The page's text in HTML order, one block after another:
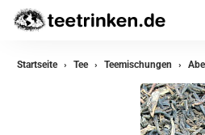
zurück
Startseite Tee Teemischungen